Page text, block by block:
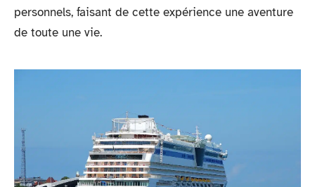
personnels, faisant de cette expérience une aventure
de toute une vie.